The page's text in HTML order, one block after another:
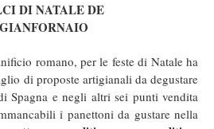
DI NATALE DE
romano, per le feste di Natale ha
di proposte artigianali da degustare
Spagna e negli altri sei punti vendita
i panettoni da gustare nella